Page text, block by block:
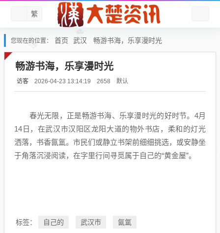
繁
您现在的位置： 首页 武汉 畅游书海，乐享漫时光
畅游书海，乐享漫时光
访客 2026-04-23 13:14:19 2658 默认
春光无限，正是畅游书海、乐享漫时光的好时节。4月
14日，在武汉市汉阳区龙阳大道的物外书店，柔和的灯光
洒落，书香氤氲。市民们或静立书架前细细挑选，或安静坐
于角落沉浸阅读，在字里行间寻觅属于自己的“黄金屋”。
标签： 自己的 武汉市 氤氲